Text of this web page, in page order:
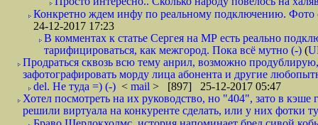
Конкретно ждем инфу по реальному подключению. Фото
24-12-2017 17:23
В комментах к статье Сергея на МР есть реально
тарифицироваться, как межгород. Пока всё мутно (-) (
Продраться сквозь всю тему анрил, возможно
зафотографировать морду лица абонента и другие
del. Не туда =) (-) < mail > [897] 25-12-2017 05:47
Хотел посмотреть на их руководство, но "404", зато в
решили виртуала на конкуренте сделать, или у них фотки